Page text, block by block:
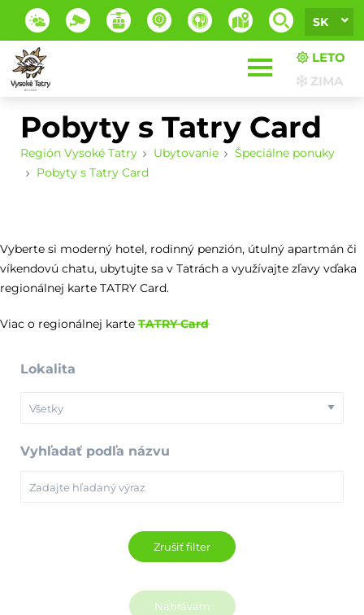
SK
LETO
ZIMA
Pobyty s Tatry Card
Región Vysoké Tatry Ubytovanie
Špeciálne ponuky
Pobyty s Tatry Card
Vyberte si moderný hotel, rodinný penzión, útulný apartmán či
víkendovú chatu, ubytujte sa v Tatrách a využívajte zľavy vďaka
regionálnej karte TATRY Card.
Viac o regionálnej karte TATRY Card
Lokalita
Vyhľadať podľa názvu
Nahrávam